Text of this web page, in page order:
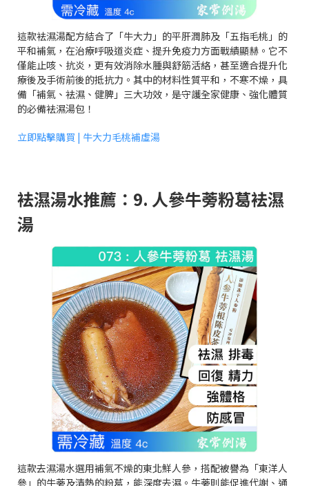
這款袪濕湯配方結合了「牛大力」的平肝潤肺及「五指毛桃」的
平和補氣，在治療呼吸道炎症、提升免疫力方面戰績顯赫。它不
僅能止咳、抗炎，更有效消除水腫與舒筋活絡，甚至適合提升化
療後及手術前後的抵抗力。其中的材料性質平和，不寒不燥，具
備「補氣、袪濕、健脾」三大功效，是守護全家健康、強化體質
的必備袪濕湯包！
立即點擊購買 | 牛大力毛桃補虛湯
袪濕湯水推薦：9. 人參牛蒡粉葛袪濕
湯
這款去濕湯水選用補氣不燥的東北鮮人參，搭配被譽為「東洋人
參」的牛蒡及清熱的粉葛，能深度去濕。牛蒡則能促進代謝、通